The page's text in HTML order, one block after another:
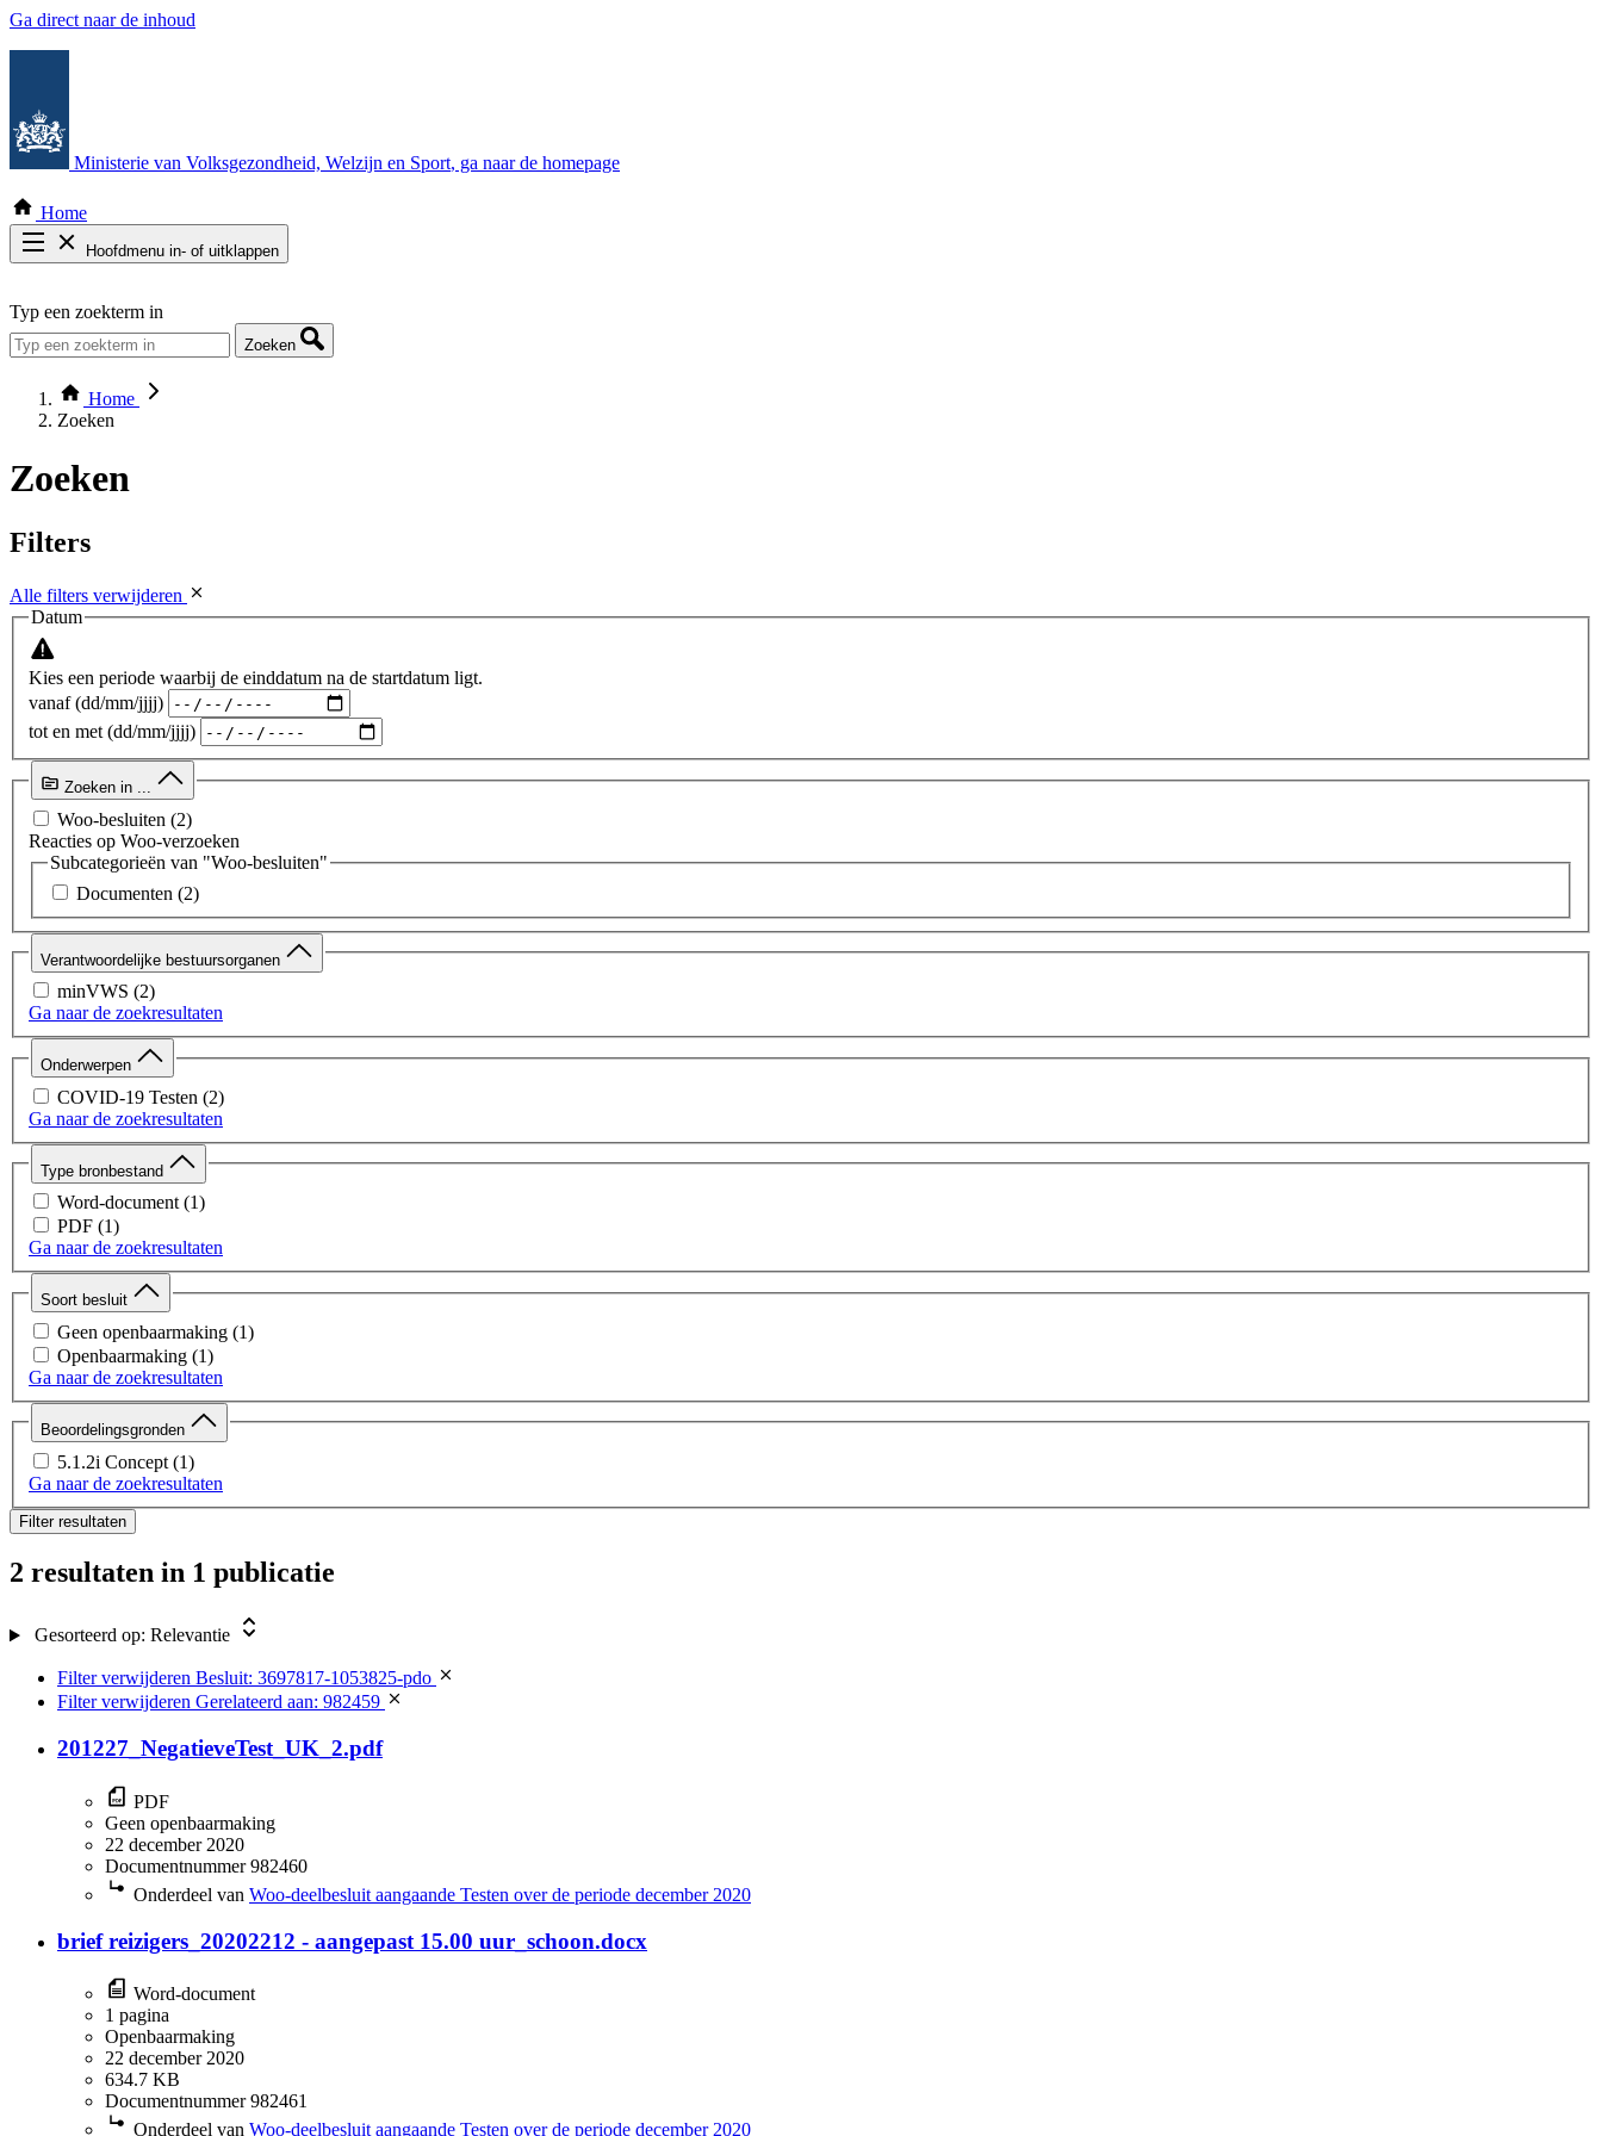
Ga direct naar de inhoud
Ministerie van Volksgezondheid, Welzijn en Sport, ga naar de homepage
Home
Hoofdmenu in- of uitklappen
Thema COVID-19
Bekijk per bestuursorgaan
Typ een zoekterm in
Zoeken
Home
Zoeken
Zoeken
Filters
Alle filters verwijderen
Datum
Kies een periode waarbij de einddatum na de startdatum ligt.
vanaf (dd/mm/jjjj)
tot en met (dd/mm/jjjj)
Zoeken in ...
Woo-besluiten (2)
Reacties op Woo-verzoeken
Subcategorieën van "Woo-besluiten"
Documenten (2)
Verantwoordelijke bestuursorganen
minVWS (2)
Ga naar de zoekresultaten
Onderwerpen
COVID-19 Testen (2)
Ga naar de zoekresultaten
Type bronbestand
Word-document (1)
PDF (1)
Ga naar de zoekresultaten
Soort besluit
Geen openbaarmaking (1)
Openbaarmaking (1)
Ga naar de zoekresultaten
Beoordelingsgronden
5.1.2i Concept (1)
Ga naar de zoekresultaten
Filter resultaten
2 resultaten in 1 publicatie
Gesorteerd op: Relevantie
Filter verwijderen Besluit: 3697817-1053825-pdo
Filter verwijderen Gerelateerd aan: 982459
201227_NegatieveTest_UK_2.pdf
PDF
Geen openbaarmaking
22 december 2020
Documentnummer 982460
Onderdeel van Woo-deelbesluit aangaande Testen over de periode december 2020
brief reizigers_20202212 - aangepast 15.00 uur_schoon.docx
Word-document
1 pagina
Openbaarmaking
22 december 2020
634.7 KB
Documentnummer 982461
Onderdeel van Woo-deelbesluit aangaande Testen over de periode december 2020